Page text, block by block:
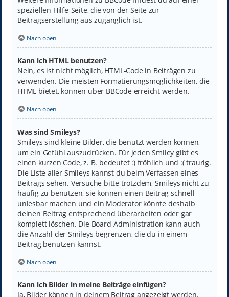
speziellen Hilfe-Seite, die von der Seite zur
Beitragserstellung aus zugänglich ist.
Nach oben
Kann ich HTML benutzen?
Nein, es ist nicht möglich, HTML-Code in Beiträgen zu
verwenden. Die meisten Formatierungsmöglichkeiten, die
HTML bietet, können über BBCode erreicht werden.
Nach oben
Was sind Smileys?
Smileys sind kleine Bilder, die benutzt werden können,
um ein Gefühl auszudrücken. Für jeden Smiley gibt es
einen kurzen Code, z. B. bedeutet :) fröhlich und :( traurig.
Die Liste aller Smileys kannst du beim Verfassen eines
Beitrags sehen. Versuche bitte trotzdem, Smileys nicht zu
häufig zu benutzen, sie können einen Beitrag schnell
unlesbar machen und ein Moderator könnte deshalb
deinen Beitrag entsprechend überarbeiten oder gar
komplett löschen. Die Board-Administration kann auch
die Anzahl der Smileys begrenzen, die du in einem
Beitrag benutzen kannst.
Nach oben
Kann ich Bilder in meine Beiträge einfügen?
Ja, Bilder können in deinem Beitrag angezeigt werden.